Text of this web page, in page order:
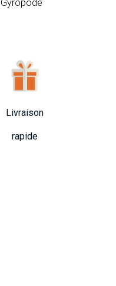
Livraison
rapide